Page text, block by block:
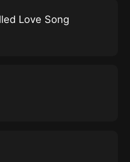
Love Song